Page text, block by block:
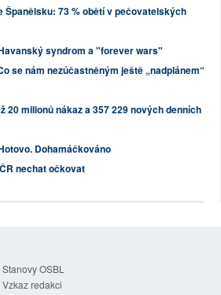
Španělsku: 73 % obětí v pečovatelských
syndrom a "forever wars"
se nám nezúčastněným ještě „nadplánem“
20 milionů nákaz a 357 229 nových denních
Dohamáčkováno
nechat očkovat
Stanovy OSBL
Vzkaz redakci